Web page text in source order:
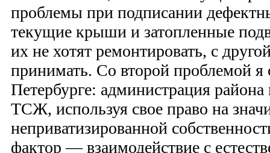
проблемы при подписании
текущие крыши и затопленные
их не хотят ремонтировать, с
принимать. Со второй проблемой я
Петербурге: администрация
ТСЖ, используя свое право на
неприватизированной
фактор — взаимодействие с